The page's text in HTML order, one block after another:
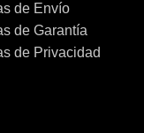
de Envío
de Garantía
de Privacidad